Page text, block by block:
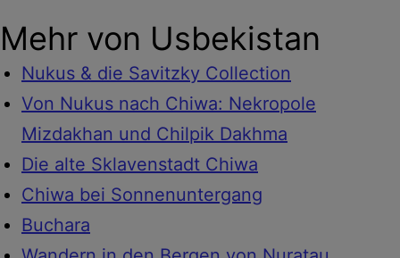
Mehr von Usbekistan
Nukus & die Savitzky Collection
Von Nukus nach Chiwa: Nekropole
Mizdakhan und Chilpik Dakhma
Die alte Sklavenstadt Chiwa
Chiwa bei Sonnenuntergang
Buchara